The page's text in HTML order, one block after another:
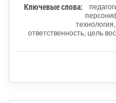
Ключевые слова:
ответственность, цель